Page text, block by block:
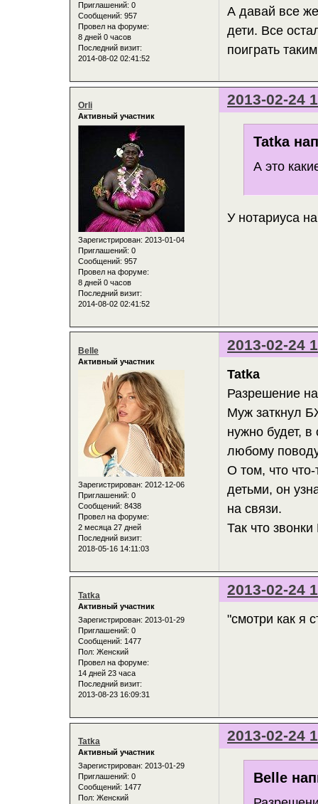
Приглашений: 0
Сообщений: 957
Провел на форуме:
8 дней 0 часов
Последний визит:
2014-08-02 02:41:52
А давай все
дети. Все
поиграть
2013-02-24
Orli
Активный участник
Зарегистрирован: 2013-01-04
Приглашений: 0
Сообщений: 957
Провел на форуме:
8 дней 0 часов
Последний визит:
2014-08-02 02:41:52
Tatka
А это
У нотариуса
2013-02-24
Belle
Активный участник
Зарегистрирован: 2012-12-06
Приглашений: 0
Сообщений: 8438
Провел на форуме:
2 месяца 27 дней
Последний визит:
2018-05-16 14:11:03
Tatka
Разрешение
Муж заткнул
нужно будет,
любому
О том, что что-
детьми, он
на связи.
Так что
2013-02-24
Tatka
Активный участник
Зарегистрирован: 2013-01-29
Приглашений: 0
Сообщений: 1477
Пол: Женский
Провел на форуме:
14 дней 23 часа
Последний визит:
2013-08-23 16:09:31
"смотри как я
2013-02-24
Tatka
Активный участник
Зарегистрирован: 2013-01-29
Приглашений: 0
Сообщений: 1477
Пол: Женский
Belle